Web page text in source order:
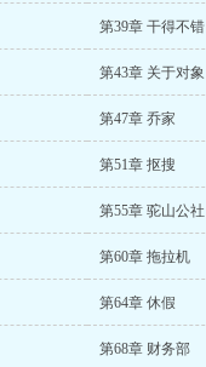
第39章 干得不错
第43章 关于对象
第47章 乔家
第51章 抠搜
第55章 驼山公社
第60章 拖拉机
第64章 休假
第68章 财务部